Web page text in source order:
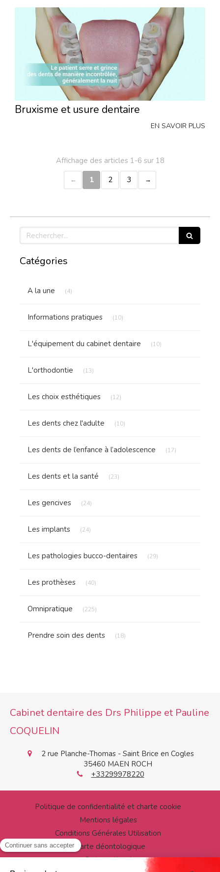
Bruxisme et usure dentaire
EN SAVOIR PLUS
Affichage des articles 1-6 sur 18
1
2 3
Rechercher
Catégories
A la une (4)
Informations pratiques (10)
L'équipement du cabinet dentaire (10)
L'orthodontie (13)
Les choix esthétiques (12)
Les dents chez l'adulte (10)
Les dents de l’enfance à l’adolescence (17)
Les dents et la santé (23)
Les gencives (24)
Les implants (24)
Les pathologies bucco-dentaires (29)
Les prothèses (40)
Omnipratique (225)
Prendre soin des dents (18)
Cabinet dentaire des Drs Philippe et Pauline
COQUELIN
2 rue Planche-Thomas - Saint Brice en Cogles
35460 MAEN ROCH
+33299978220
Politique de confidentialité et charte cookie
Mentions légales
Conditions Générales Utilisation
Charte déontologique
Ordre national